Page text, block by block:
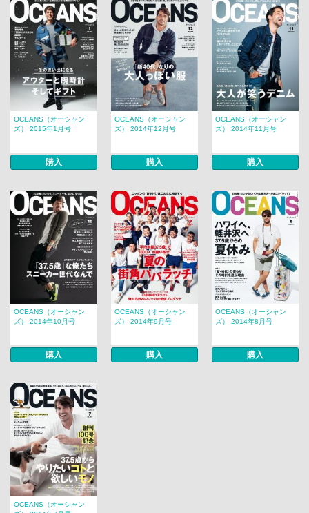
OCEANS（オーシャン
ズ） 2015年1月号
購入
OCEANS（オーシャン
ズ） 2014年12月号
購入
OCEANS（オーシャン
ズ） 2014年11月号
購入
OCEANS（オーシャン
ズ） 2014年10月号
購入
OCEANS（オーシャン
ズ） 2014年9月号
購入
OCEANS（オーシャン
ズ） 2014年8月号
購入
OCEANS（オーシャン